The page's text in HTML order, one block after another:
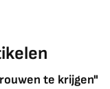
te krijgen"